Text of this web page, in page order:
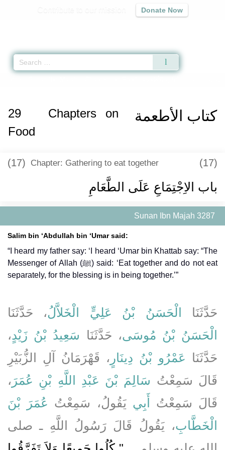
Donate Now
كتاب الأطعمة 29
Chapters on
Food
(17) Chapter: Gathering to eat together (17)
باب الاِجْتِمَاعِ عَلَى الطَّعَامِ
Sunan Ibn Majah 3287
Salim bin ‘Abdullah bin ‘Umar said:
“I heard my father say: ‘I heard ‘Umar bin Khattab say: “The
Messenger of Allah (ﷺ) said: ‘Eat together and do not eat
separately, for the blessing is in being together.’”
حَدَّثَنَا الْحَسَنُ بْنُ عَلِيٍّ الْخَلاَّلُ، حَدَّثَنَا
الْحَسَنُ بْنُ مُوسَى، حَدَّثَنَا سَعِيدُ بْنُ زَيْدٍ،
حَدَّثَنَا عَمْرُو بْنُ دِينَارٍ ، قَهْرَمَانُ آلِ الزُّبَيْرِ
قَالَ سَمِعْتُ سَالِمَ بْنَ عَبْدِ اللَّهِ بْنِ عُمَرَ ،
قَالَ سَمِعْتُ
أَبِي يَقُولُ، سَمِعْتُ عُمَرَ بْنَ
الْخَطَّابِ، يَقُولُ قَالَ رَسُولُ اللَّهِ ـ صلى